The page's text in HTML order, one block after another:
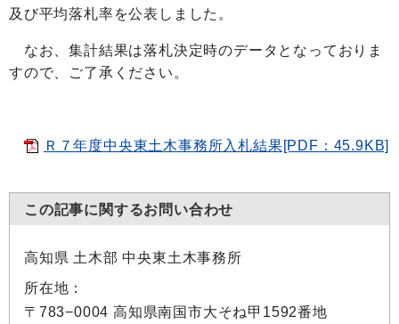
及び平均落札率を公表しました。
なお、集計結果は落札決定時のデータとなっておりま
すので、ご了承ください。
Ｒ７年度中央東土木事務所入札結果[PDF：45.9KB]
この記事に関するお問い合わせ
高知県 土木部 中央東土木事務所
所在地：
〒783−0004 高知県南国市大そね甲1592番地